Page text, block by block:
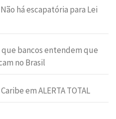
há escapatória para Lei
bancos entendem que
no Brasil
em ALERTA TOTAL